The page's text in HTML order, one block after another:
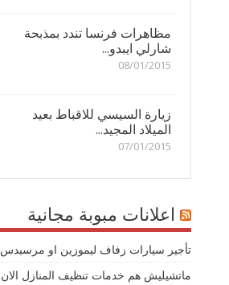
مظاهرات فرنسا تندد بمذبحة
شارلي ايبدو...
08/01/2015
زيارة السيسي للاقباط بعيد
الميلاد المجيد...
07/01/2015
اعلانات مبوبة مجانية
تأجير سيارات زفاف ليموزين او مرسيدس
ماتشيليش هم خدمات تنظيف المنازل